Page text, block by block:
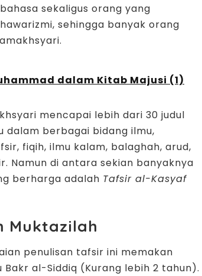
sekaligus orang yang
sehingga banyak orang
dalam Kitab Majusi (1)
mencapai lebih dari 30 judul
dalam berbagai bidang ilmu,
fiqih, ilmu kalam, balaghah, arud,
Namun di antara sekian banyaknya
berharga adalah Tafsir al-Kasyaf
Muktazilah
penulisan tafsir ini memakan
al-Siddiq (Kurang lebih 2 tahun).